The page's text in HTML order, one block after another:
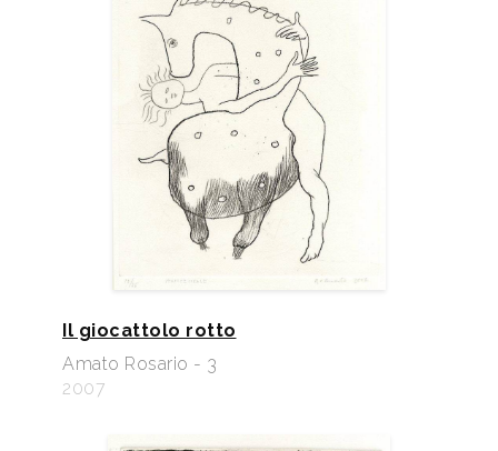
Il giocattolo rotto
Amato Rosario - 3
2007